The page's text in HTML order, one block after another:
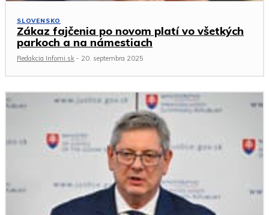
SLOVENSKO
Zákaz fajčenia po novom platí vo všetkých
parkoch a na námestiach
Redakcia Infomi.sk - 20. septembra 2025